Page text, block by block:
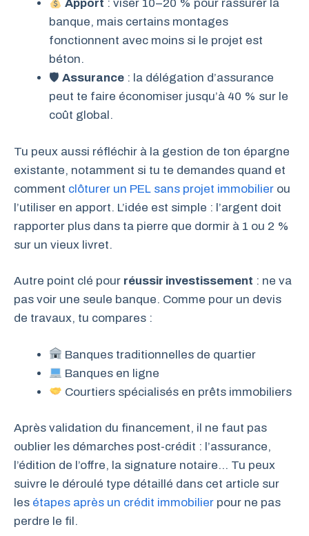
Apport : viser 10–20 % pour rassurer la
banque, mais certains montages
fonctionnent avec moins si le projet est
béton.
🛡 Assurance : la délégation d’assurance
peut te faire économiser jusqu’à 40 % sur le
coût global.
Tu peux aussi réfléchir à la gestion de ton épargne
existante, notamment si tu te demandes quand et
comment clôturer un PEL sans projet immobilier ou
l’utiliser en apport. L’idée est simple : l’argent doit
rapporter plus dans ta pierre que dormir à 1 ou 2 %
sur un vieux livret.
Autre point clé pour réussir investissement : ne va
pas voir une seule banque. Comme pour un devis
de travaux, tu compares :
Banques traditionnelles de quartier
Banques en ligne
Courtiers spécialisés en prêts immobiliers
Après validation du financement, il ne faut pas
oublier les démarches post-crédit : l’assurance,
l’édition de l’offre, la signature notaire… Tu peux
suivre le déroulé type détaillé dans cet article sur
les étapes après un crédit immobilier pour ne pas
perdre le fil.